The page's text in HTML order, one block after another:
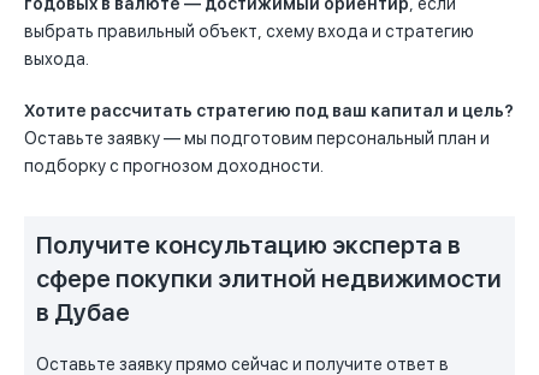
выбрать правильный объект, схему входа и стратегию
выхода.
Хотите рассчитать стратегию под ваш капитал и цель?
Оставьте заявку — мы подготовим персональный план и
подборку с прогнозом доходности.
Получите консультацию эксперта в
сфере покупки элитной недвижимости
в Дубае
Оставьте заявку прямо сейчас и получите ответ в